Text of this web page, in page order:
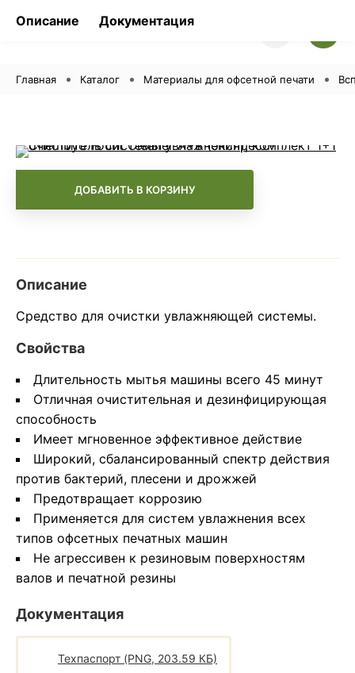
Главная Каталог Материалы для офсетной печати
ДОБАВИТЬ В КОРЗИНУ
Описание Документация
Описание
Средство для очистки увлажняющей системы.
Свойства
Длительность мытья машины всего 45 минут
Отличная очистительная и дезинфицирующая
способность
Имеет мгновенное эффективное действие
Широкий, сбалансированный спектр действия
против бактерий, плесени и дрожжей
Предотвращает коррозию
Применяется для систем увлажнения всех
типов офсетных печатных машин
Не агрессивен к резиновым поверхностям
валов и печатной резины
Документация
Техпаспорт (PNG, 203.59 КБ)